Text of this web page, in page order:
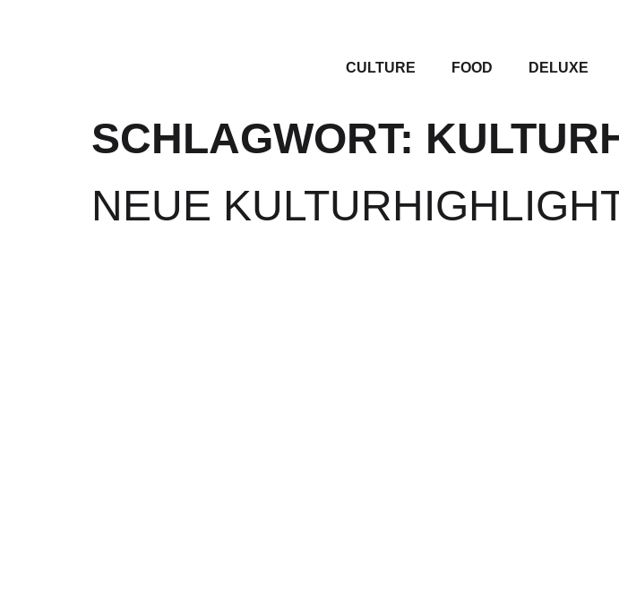
CULTURE FOOD DELUXE
SCHLAGWORT:
NEUE